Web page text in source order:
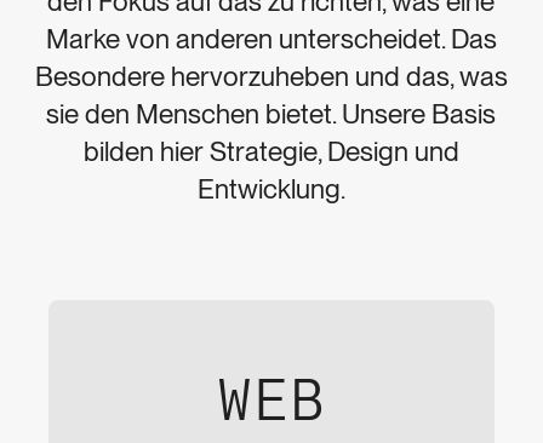
Marke von anderen unterscheidet. Das
Besondere hervorzuheben und das, was
sie den Menschen bietet. Unsere Basis
bilden hier Strategie, Design und
Entwicklung.
WEB